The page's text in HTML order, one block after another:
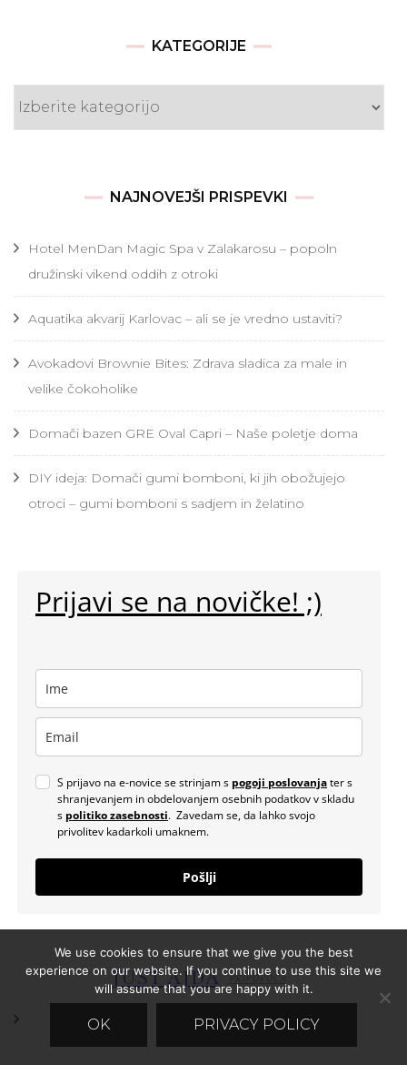
KATEGORIJE
Kategorije
NAJNOVEJŠI PRISPEVKI
Hotel MenDan Magic Spa v Zalakarosu – popoln
družinski vikend oddih z otroki
Aquatika akvarij Karlovac – ali se je vredno ustaviti?
Avokadovi Brownie Bites: Zdrava sladica za male in
velike čokoholike
Domači bazen GRE Oval Capri – Naše poletje doma
DIY ideja: Domači gumi bomboni, ki jih obožujejo
otroci – gumi bomboni s sadjem in želatino
Prijavi se na novičke! ;)
S prijavo na e-novice se strinjam s pogoji poslovanjater s
shranjevanjem in obdelovanjem osebnih podatkov v skladu
s politiko zasebnosti. Zavedam se, da lahko svojo
privolitev kadarkoli umaknem.
Pošlji
JUST AJDA PRIPOROČA
We use cookies to ensure that we give you the best
experience on our website. If you continue to use this site we
will assume that you are happy with it.
OK PRIVACY POLICY